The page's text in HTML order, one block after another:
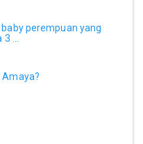
perempuan yang
...